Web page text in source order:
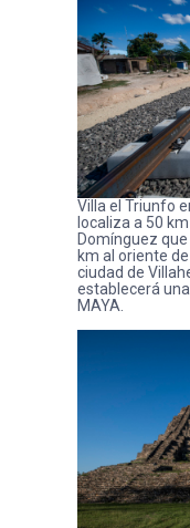
Villa el Triunfo
localiza a 50
Domínguez
km al oriente
ciudad de
establecerá
MAYA.